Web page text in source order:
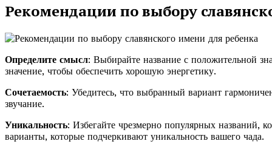
Рекомендации по выбору
Определите смысл: Выбирайте название с положительной
значение, чтобы обеспечить хорошую энергетику.
Сочетаемость: Убедитесь, что выбранный вариант
звучание.
Уникальность: Избегайте чрезмерно популярных названий,
варианты, которые подчеркивают уникальность вашего чада.